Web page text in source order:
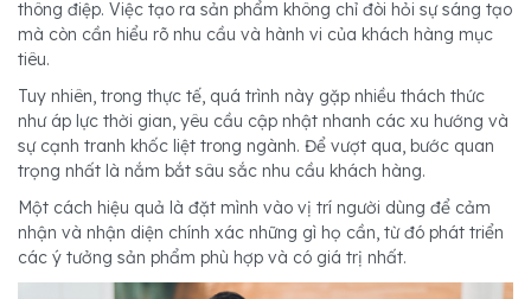
thông điệp. Việc tạo ra sản phẩm không chỉ đòi hỏi sự sáng tạo
mà còn cần hiểu rõ nhu cầu và hành vi của khách hàng mục
tiêu.
Tuy nhiên, trong thực tế, quá trình này gặp nhiều thách thức
như áp lực thời gian, yêu cầu cập nhật nhanh các xu hướng và
sự cạnh tranh khốc liệt trong ngành. Để vượt qua, bước quan
trọng nhất là nắm bắt sâu sắc nhu cầu khách hàng.
Một cách hiệu quả là đặt mình vào vị trí người dùng để cảm
nhận và nhận diện chính xác những gì họ cần, từ đó phát triển
các ý tưởng sản phẩm phù hợp và có giá trị nhất.